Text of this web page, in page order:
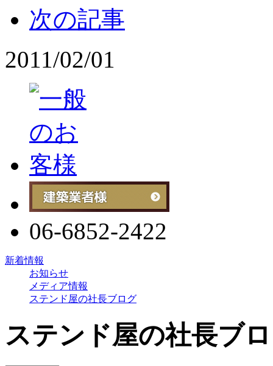
次の記事
2011/02/01
06-6852-2422
新着情報
お知らせ
メディア情報
ステンド屋の社長ブログ
ステンド屋の社長ブ